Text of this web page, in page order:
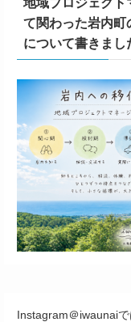
地域プロジェクト
て関わった岩内町
について書きまし
Instagram＠iwaunai